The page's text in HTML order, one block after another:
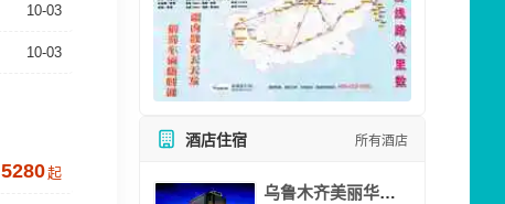
10-03
10-03
5280起
酒店住宿 所有酒店
乌鲁木齐美丽华大酒